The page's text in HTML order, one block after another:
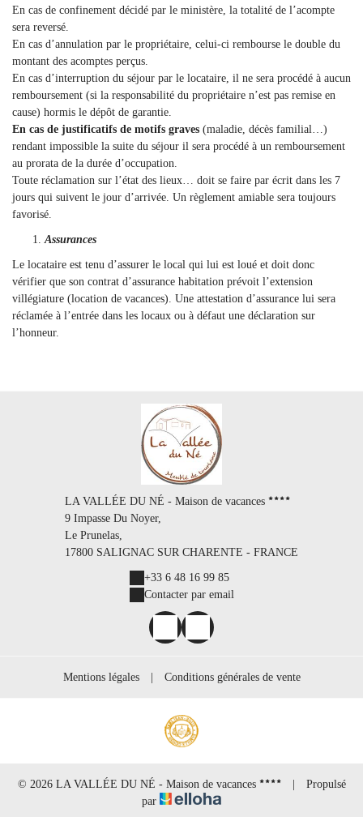
En cas de confinement décidé par le ministère, la totalité de l’acompte
sera reversé.
En cas d’annulation par le propriétaire, celui-ci rembourse le double du
montant des acomptes perçus.
En cas d’interruption du séjour par le locataire, il ne sera procédé à aucun
remboursement (si la responsabilité du propriétaire n’est pas remise en
cause) hormis le dépôt de garantie.
En cas de justificatifs de motifs graves (maladie, décès familial…)
rendant impossible la suite du séjour il sera procédé à un remboursement
au prorata de la durée d’occupation.
Toute réclamation sur l’état des lieux… doit se faire par écrit dans les 7
jours qui suivent le jour d’arrivée. Un règlement amiable sera toujours
favorisé.
Assurances
Le locataire est tenu d’assurer le local qui lui est loué et doit donc
vérifier que son contrat d’assurance habitation prévoit l’extension
villégiature (location de vacances). Une attestation d’assurance lui sera
réclamée à l’entrée dans les locaux ou à défaut une déclaration sur
l’honneur.
LA VALLÉE DU NÉ - Maison de vacances
9 Impasse Du Noyer,
Le Prunelas,
17800 SALIGNAC SUR CHARENTE - FRANCE
+33 6 48 16 99 85
Contacter par email
Mentions légales Conditions générales de vente
© 2026 LA VALLÉE DU NÉ - Maison de vacances
Propulsé
par